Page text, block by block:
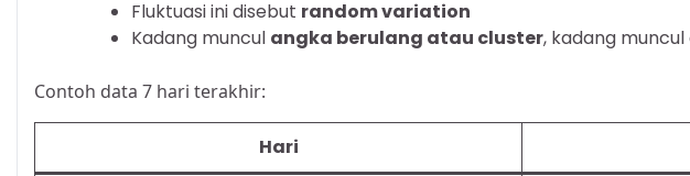
Fluktuasi ini disebut random variation
Kadang muncul angka berulang atau cluster, kadang
Contoh data 7 hari terakhir:
Hari